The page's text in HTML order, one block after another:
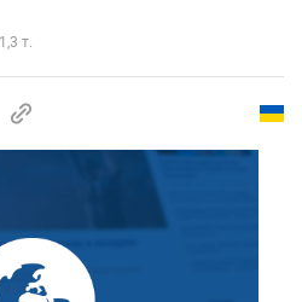
1,3 т.